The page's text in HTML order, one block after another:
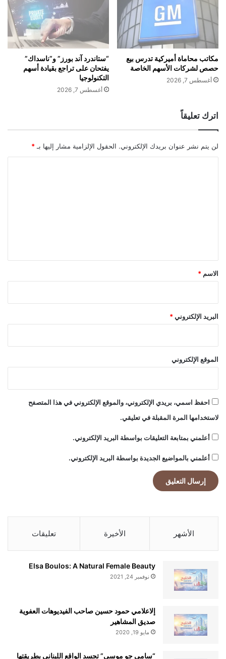
ا
ا
د
ا
و
ر
و
ب
ي
ر
ه
م
ن
ع
ف
ة
ش
ت
مكاتب محاماة أميركية تدرس بيع
حصص لشركات الأسهم الخاصة
أغسطس 7, 2026
“ستاندرد آند بورز” و”ناسداك”
يفتحان على تراجع بقيادة أسهم
التكنولوجيا
أغسطس 7, 2026
اترك تعليقاً
لن يتم نشر عنوان بريدك الإلكتروني. الحقول الإلزامية مشار إليها بـ *
*
الاسم *
البريد الإلكتروني*
الموقع الإلكتروني
احفظ اسمي، بريدي الإلكتروني، والموقع الإلكتروني في هذا المتصفح
لاستخدامها المرة المقبلة في تعليقي.
أعلمني بمتابعة التعليقات بواسطة البريد الإلكتروني.
أعلمني بالمواضيع الجديدة بواسطة البريد الإلكتروني.
الأشهر الأخيرة تعليقات
Elsa Boulos: A Natural Female Beauty
نوفمبر 24, 2021
إلاعلامي حمود حسين صاحب الفيديوهات العفوية
صديق المشاهير
مايو 19, 2020
“سامي جو موسى” تجسد الواقع اللبناني بطريقتها